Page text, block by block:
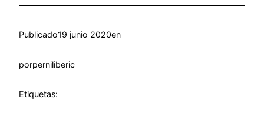
Publicado19 junio 2020en
porperniliberic
Etiquetas: